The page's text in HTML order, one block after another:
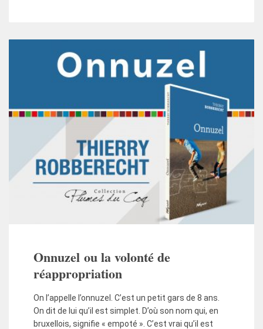
Onnuzel ou la volonté de
réappropriation
On l’appelle l’onnuzel. C’est un petit gars de 8 ans.
On dit de lui qu’il est simplet. D’où son nom qui, en
bruxellois, signifie « empoté ». C’est vrai qu’il est